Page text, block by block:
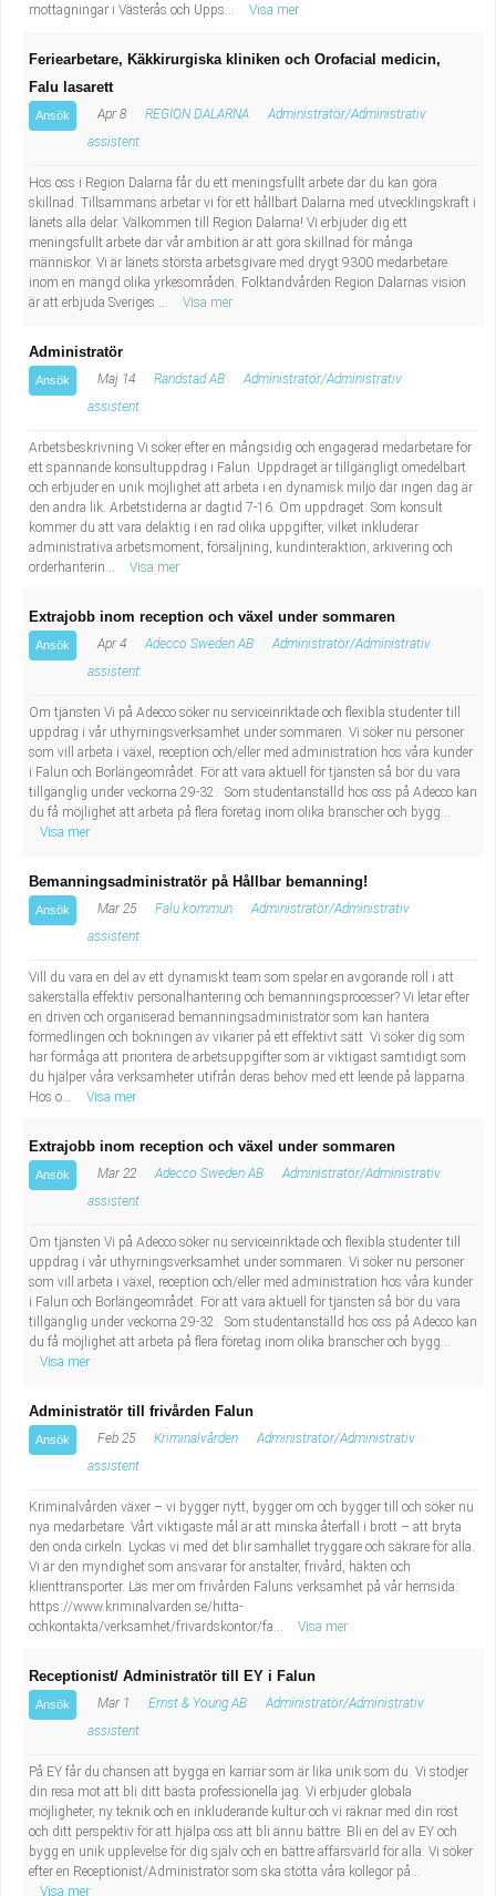
mottagningar i Västerås och Upps...
Visa mer
Feriearbetare, Käkkirurgiska kliniken och Orofacial medicin,
Falu lasarett
Ansök Apr 8 REGION DALARNA
Administratör/Administrativ
assistent
Hos oss i Region Dalarna får du ett meningsfullt arbete där du kan göra
skillnad. Tillsammans arbetar vi för ett hållbart Dalarna med utvecklingskraft i
länets alla delar. Välkommen till Region Dalarna! Vi erbjuder dig ett
meningsfullt arbete där vår ambition är att göra skillnad för många
människor. Vi är länets största arbetsgivare med drygt 9300 medarbetare
inom en mängd olika yrkesområden. Folktandvården Region Dalarnas vision
är att erbjuda Sveriges ...
Visa mer
Administratör
Ansök Maj 14 Randstad AB
Administratör/Administrativ
assistent
Arbetsbeskrivning Vi söker efter en mångsidig och engagerad medarbetare för
ett spännande konsultuppdrag i Falun. Uppdraget är tillgängligt omedelbart
och erbjuder en unik möjlighet att arbeta i en dynamisk miljö där ingen dag är
den andra lik. Arbetstiderna är dagtid 7-16. Om uppdraget: Som konsult
kommer du att vara delaktig i en rad olika uppgifter, vilket inkluderar
administrativa arbetsmoment, försäljning, kundinteraktion, arkivering och
orderhanterin...
Visa mer
Extrajobb inom reception och växel under sommaren
Ansök Apr 4 Adecco Sweden AB
Administratör/Administrativ
assistent
Om tjänsten Vi på Adecco söker nu serviceinriktade och flexibla studenter till
uppdrag i vår uthyrningsverksamhet under sommaren. Vi söker nu personer
som vill arbeta i växel, reception och/eller med administration hos våra kunder
i Falun och Borlängeområdet. För att vara aktuell för tjänsten så bör du vara
tillgänglig under veckorna 29-32. Som studentanställd hos oss på Adecco kan
du få möjlighet att arbeta på flera företag inom olika branscher och bygg...
Visa mer
Bemanningsadministratör på Hållbar bemanning!
Ansök Mar 25 Falu kommun
Administratör/Administrativ
assistent
Vill du vara en del av ett dynamiskt team som spelar en avgörande roll i att
säkerställa effektiv personalhantering och bemanningsprocesser? Vi letar efter
en driven och organiserad bemanningsadministratör som kan hantera
förmedlingen och bokningen av vikarier på ett effektivt sätt. Vi söker dig som
har förmåga att prioritera de arbetsuppgifter som är viktigast samtidigt som
du hjälper våra verksamheter utifrån deras behov med ett leende på läpparna.
Hos o...
Visa mer
Extrajobb inom reception och växel under sommaren
Ansök Mar 22 Adecco Sweden AB
Administratör/Administrativ
assistent
Om tjänsten Vi på Adecco söker nu serviceinriktade och flexibla studenter till
uppdrag i vår uthyrningsverksamhet under sommaren. Vi söker nu personer
som vill arbeta i växel, reception och/eller med administration hos våra kunder
i Falun och Borlängeområdet. För att vara aktuell för tjänsten så bör du vara
tillgänglig under veckorna 29-32. Som studentanställd hos oss på Adecco kan
du få möjlighet att arbeta på flera företag inom olika branscher och bygg...
Visa mer
Administratör till frivården Falun
Ansök Feb 25 Kriminalvården
Administratör/Administrativ
assistent
Kriminalvården växer – vi bygger nytt, bygger om och bygger till och söker nu
nya medarbetare. Vårt viktigaste mål är att minska återfall i brott – att bryta
den onda cirkeln. Lyckas vi med det blir samhället tryggare och säkrare för alla.
Vi är den myndighet som ansvarar för anstalter, frivård, häkten och
klienttransporter. Läs mer om frivården Faluns verksamhet på vår hemsida:
https://www.kriminalvarden.se/hitta-
ochkontakta/verksamhet/frivardskontor/fa...
Visa mer
Receptionist/ Administratör till EY i Falun
Ansök Mar 1 Ernst & Young AB
Administratör/Administrativ
assistent
På EY får du chansen att bygga en karriär som är lika unik som du. Vi stödjer
din resa mot att bli ditt bästa professionella jag. Vi erbjuder globala
möjligheter, ny teknik och en inkluderande kultur och vi räknar med din röst
och ditt perspektiv för att hjälpa oss att bli ännu bättre. Bli en del av EY och
bygg en unik upplevelse för dig själv och en bättre affärsvärld för alla. Vi söker
efter en Receptionist/Administratör som ska stötta våra kollegor på...
Visa mer